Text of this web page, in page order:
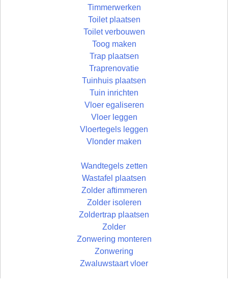
Timmerwerken
Toilet plaatsen
Toilet verbouwen
Toog maken
Trap plaatsen
Traprenovatie
Tuinhuis plaatsen
Tuin inrichten
Vloer egaliseren
Vloer leggen
Vloertegels leggen
Vlonder maken
Wandtegels zetten
Wastafel plaatsen
Zolder aftimmeren
Zolder isoleren
Zoldertrap plaatsen
Zolder
Zonwering monteren
Zonwering
Zwaluwstaart vloer